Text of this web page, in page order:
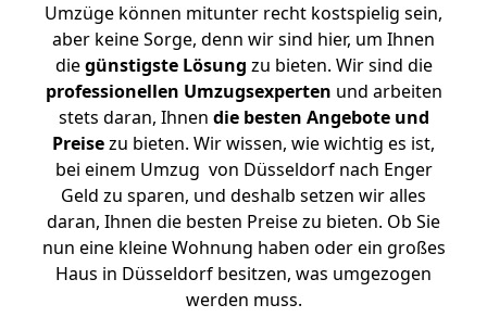
Umzüge können mitunter recht kostspielig sein,
aber keine Sorge, denn wir sind hier, um Ihnen
diegünstigste Lösung zu bieten. Wir sind die
professionellen Umzugsexperten und arbeiten
stets daran, Ihnen die besten Angebote und
Preisezu bieten. Wir wissen, wie wichtig es ist,
bei einem Umzug von Düsseldorf nach Enger
Geld zu sparen, und deshalb setzen wir alles
daran, Ihnen die besten Preise zu bieten. Ob Sie
nun eine kleine Wohnung haben oder ein großes
Haus in Düsseldorf besitzen, was umgezogen
werden muss.